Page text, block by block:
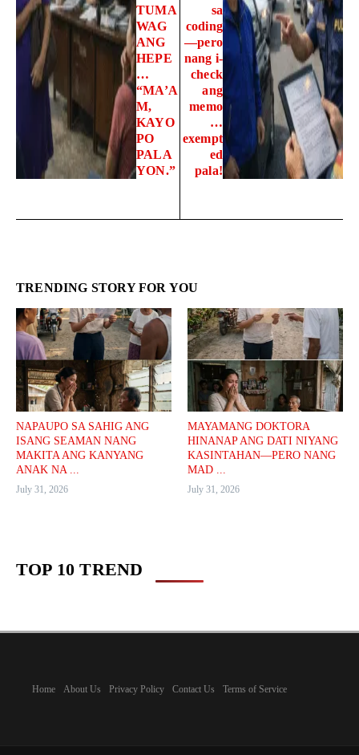
TUMA
WAG
ANG
HEPE
…
“MA’A
M,
KAYO
PO
PALA
YON.”
sa
coding
—pero
nang i-
check
ang
memo
…
exempt
ed
pala!
TRENDING STORY FOR YOU
NAPAUPO SA SAHIG ANG
ISANG SEAMAN NANG
MAKITA ANG KANYANG
ANAK NA ...
July 31, 2026
MAYAMANG DOKTORA
HINANAP ANG DATI NIYANG
KASINTAHAN—PERO NANG
MAD ...
July 31, 2026
TOP 10 TREND
Home About Us Privacy Policy Contact Us Terms of Service